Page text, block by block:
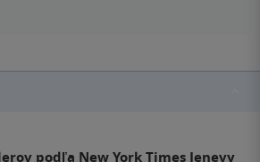
podľa New York Times Jenevy